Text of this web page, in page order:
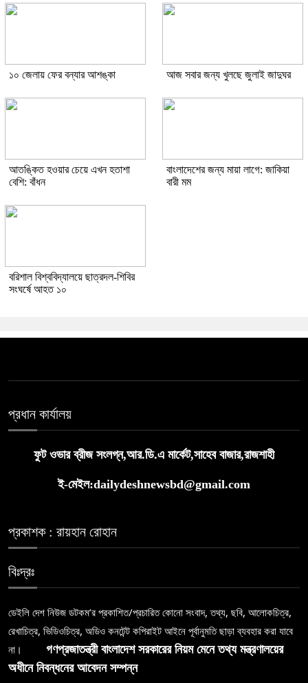
১০ জেলায় ফের বন্যার আশঙ্কা আজ সবার জন্য খুলছে জুলাই জাদুঘর
আতঙ্কিত হওয়ার চেয়ে এখন হতাশা
বেশি: বাঁধন
বাংলাদেশের জন্য মায়া লাগে: জাকিয়া
বারী মম
বরিশাল বিশ্ববিদ্যালয়ে ছাত্রদল-শিবির
সংঘর্ষে আহত ১০
প্রধান কার্যালয়
ফুট ওভার ব্রীজ সংলগ্ন,আর.ডি.এ মার্কেট,সাহেব বাজার,রাজশাহী
ই-মেইল:dailydeshnewsbd@gmail.com
প্রকাশক : রায়হান রোহান
বিঃদ্রঃ
ডেইলি দেশ নিউজ ডটকম’র প্রকাশিত/প্রচারিত কোনো সংবাদ, তথ্য, ছবি, আলোকচিত্র,
রেখাচিত্র, ভিডিওচিত্র, অডিও কনটেন্ট কপিরাইট আইনে পূর্বানুমতি ছাড়া ব্যবহার করা যাবে
না।
গণপ্রজাতন্ত্রী বাংলাদেশ সরকারের নিয়ম মেনে তথ্য মন্ত্রণালয়ের
অধীনে নিবন্ধনের আবেদন সম্পন্ন